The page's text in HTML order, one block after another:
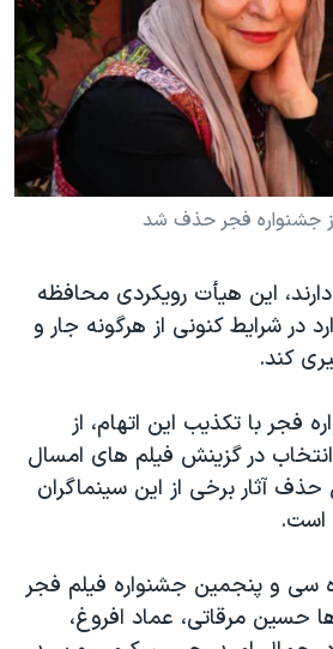
جشنواره فجر حذف شد
این هیأت رویکردی محافظه
در شرایط کنونی از هرگونه جار و
کند.​
فجر با تکذیب این اتهام، از
در گزینش فیلم های امسال
حذف آثار برخی از این سینماگران
است.
سی و پنجمین جشنواره فیلم فجر
حسین مرقاتی، عماد افروغ،